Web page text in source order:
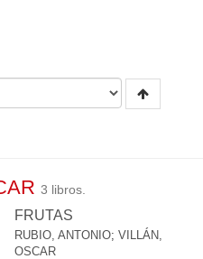
3 libros.
FRUTAS
RUBIO, ANTONIO; VILLÁN,
OSCAR